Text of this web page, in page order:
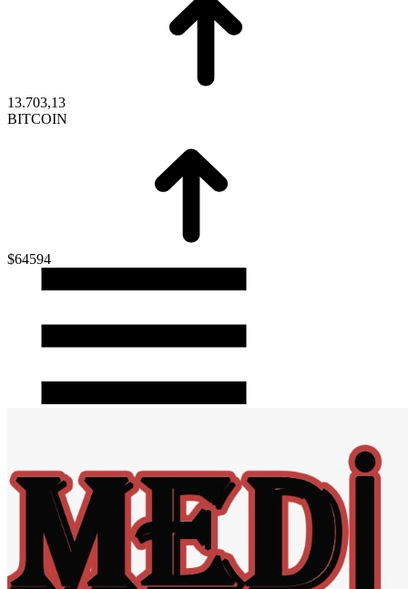
13.703,13
BITCOIN
$64594